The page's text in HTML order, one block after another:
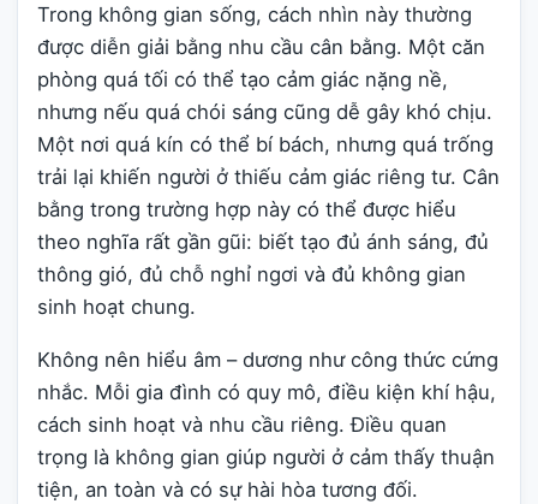
Trong không gian sống, cách nhìn này thường
được diễn giải bằng nhu cầu cân bằng. Một căn
phòng quá tối có thể tạo cảm giác nặng nề,
nhưng nếu quá chói sáng cũng dễ gây khó chịu.
Một nơi quá kín có thể bí bách, nhưng quá trống
trải lại khiến người ở thiếu cảm giác riêng tư. Cân
bằng trong trường hợp này có thể được hiểu
theo nghĩa rất gần gũi: biết tạo đủ ánh sáng, đủ
thông gió, đủ chỗ nghỉ ngơi và đủ không gian
sinh hoạt chung.
Không nên hiểu âm – dương như công thức cứng
nhắc. Mỗi gia đình có quy mô, điều kiện khí hậu,
cách sinh hoạt và nhu cầu riêng. Điều quan
trọng là không gian giúp người ở cảm thấy thuận
tiện, an toàn và có sự hài hòa tương đối.